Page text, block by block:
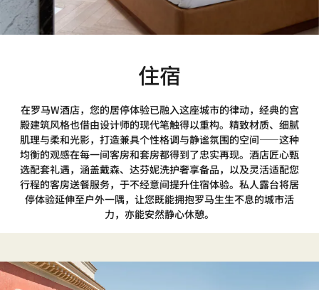
住宿
在罗马W酒店，您的居停体验已融入这座城市的律动，经典的宫
殿建筑风格也借由设计师的现代笔触得以重构。精致材质、细腻
肌理与柔和光影，打造兼具个性格调与静谧氛围的空间——这种
均衡的观感在每一间客房和套房都得到了忠实再现。酒店匠心甄
选配套礼遇，涵盖戴森、达芬妮洗护奢享备品，以及灵活适配您
行程的客房送餐服务，于不经意间提升住宿体验。私人露台将居
停体验延伸至户外一隅，让您既能拥抱罗马生生不息的城市活
力，亦能安然静心休憩。